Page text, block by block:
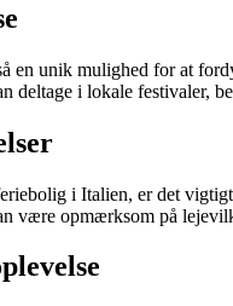
en unik mulighed for at
deltage i lokale festivaler,
i Italien, er det
være opmærksom på